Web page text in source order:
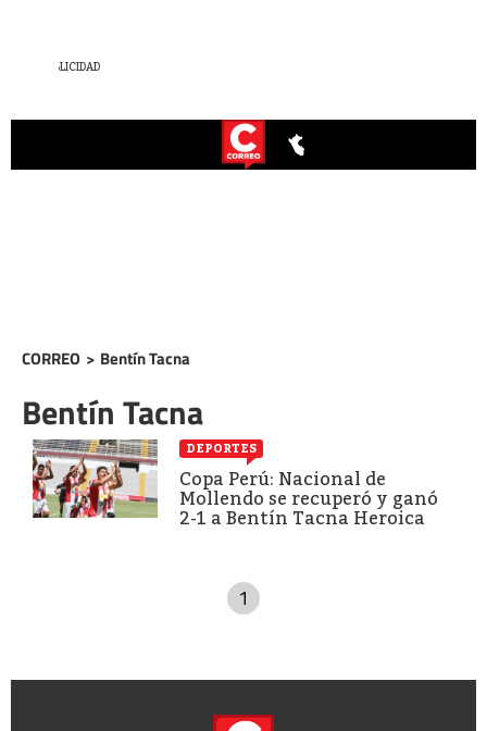
CORREO > Bentín Tacna
Bentín Tacna
DEPORTES
Copa Perú: Nacional de
Mollendo se recuperó y ganó
2-1 a Bentín Tacna Heroica
1